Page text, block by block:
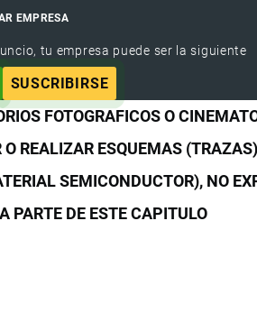
EMPRESA
tu empresa puede ser la siguiente
SUSCRIBIRSE
FOTOGRAFICOS O
REALIZAR ESQUEMAS
SEMICONDUCTOR), NO
PARTE DE ESTE CAPITULO